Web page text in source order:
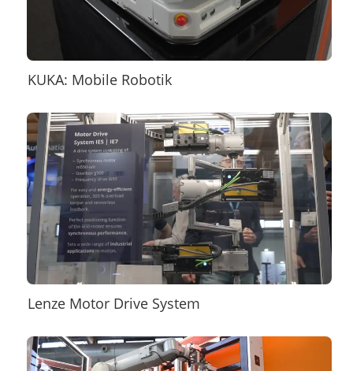
KUKA: Mobile Robotik
Lenze Motor Drive System